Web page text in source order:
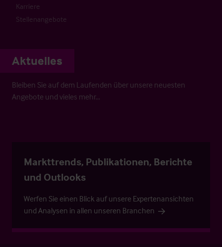
Karriere
Stellenangebote
Aktuelles
Bleiben Sie auf dem Laufenden über unsere neuesten
Angebote und vieles mehr…
Markttrends, Publikationen, Berichte
und Outlooks
Werfen Sie einen Blick auf unsere Expertenansichten
und Analysen in allen unseren Branchen